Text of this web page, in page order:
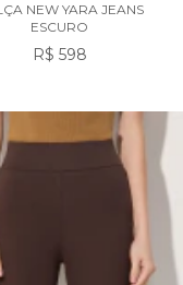
NEW YARA JEANS
ESCURO
R$ 598